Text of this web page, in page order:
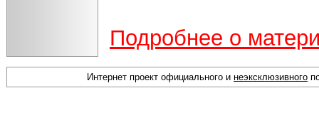
Подробнее о
Интернет проект официального и неэксклюзивного